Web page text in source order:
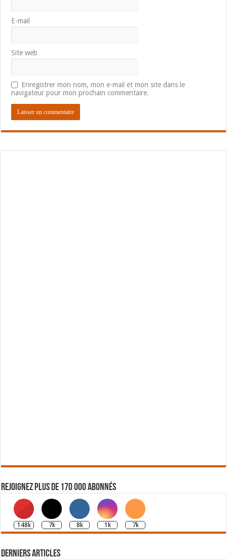
E-mail
Site web
Enregistrer mon nom, mon e-mail et mon site dans le
navigateur pour mon prochain commentaire.
Rejoignez plus de 170 000 abonnés
148k 7k 8k 1k 7k
Derniers articles